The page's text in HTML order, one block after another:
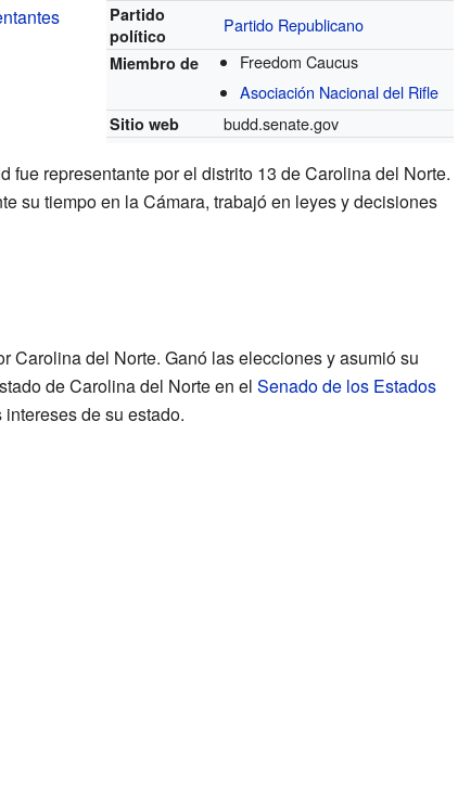
Partido
político
Partido Republicano
Miembro de
Freedom Caucus
Asociación Nacional del Rifle
Sitio web budd.senate.gov
fue representante por el distrito 13 de Carolina del Norte.
su tiempo en la Cámara, trabajó en leyes y decisiones
Carolina del Norte. Ganó las elecciones y asumió su
de Carolina del Norte en el Senado de los Estados
de su estado.